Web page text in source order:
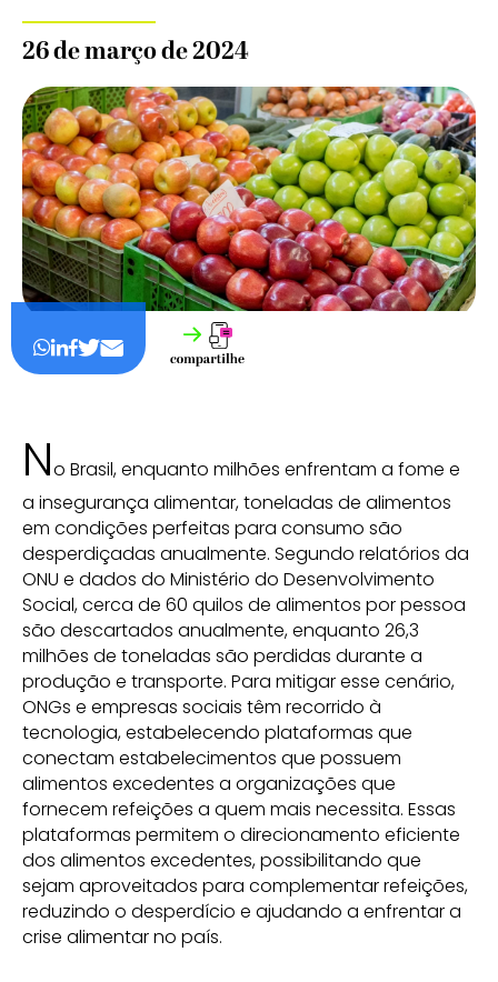
26 de março de 2024
No Brasil, enquanto milhões enfrentam a fome e
a insegurança alimentar, toneladas de alimentos
em condições perfeitas para consumo são
desperdiçadas anualmente. Segundo relatórios da
ONU e dados do Ministério do Desenvolvimento
Social, cerca de 60 quilos de alimentos por pessoa
são descartados anualmente, enquanto 26,3
milhões de toneladas são perdidas durante a
produção e transporte. Para mitigar esse cenário,
ONGs e empresas sociais têm recorrido à
tecnologia, estabelecendo plataformas que
conectam estabelecimentos que possuem
alimentos excedentes a organizações que
fornecem refeições a quem mais necessita. Essas
plataformas permitem o direcionamento eficiente
dos alimentos excedentes, possibilitando que
sejam aproveitados para complementar refeições,
reduzindo o desperdício e ajudando a enfrentar a
crise alimentar no país.